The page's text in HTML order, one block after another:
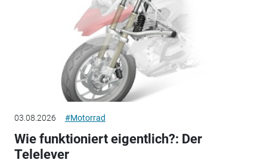
03.08.2026 #Motorrad
Wie funktioniert eigentlich?: Der
Telelever